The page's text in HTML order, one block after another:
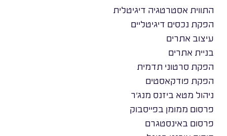
התווית אסטרטגיה דיגיטלית
הפקת נכסים דיגיטליים
עיצוב אתרים
בניית אתרים
הפקת סרטוני תדמית
הפקת פודקאסטים
ניהול מטא ביזנס מנג׳ר
פרסום ממומן בפייסבוק
פרסום באינסטגרם